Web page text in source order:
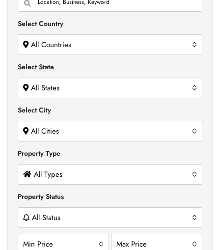
Select Country
All Countries
Select State
All States
Select City
All Cities
Property Type
All Types
Property Status
All Status
Min Price Max Price